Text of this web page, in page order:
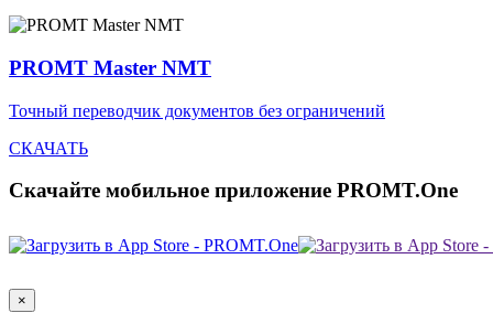
PROMT Master NMT
Точный переводчик документов без ограничений
СКАЧАТЬ
Скачайте мобильное приложение PROMT.One
×